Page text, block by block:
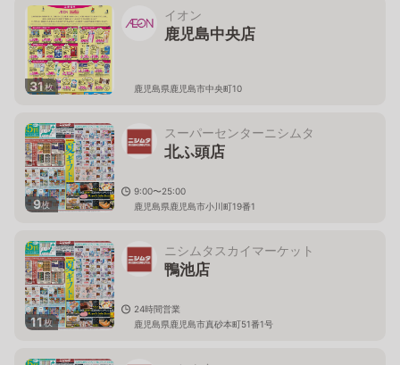
31枚
イオン
鹿児島中央店
鹿児島県鹿児島市中央町10
9枚
スーパーセンターニシムタ
北ふ頭店
9:00〜25:00
鹿児島県鹿児島市小川町19番1
11枚
ニシムタスカイマーケット
鴨池店
24時間営業
鹿児島県鹿児島市真砂本町51番1号